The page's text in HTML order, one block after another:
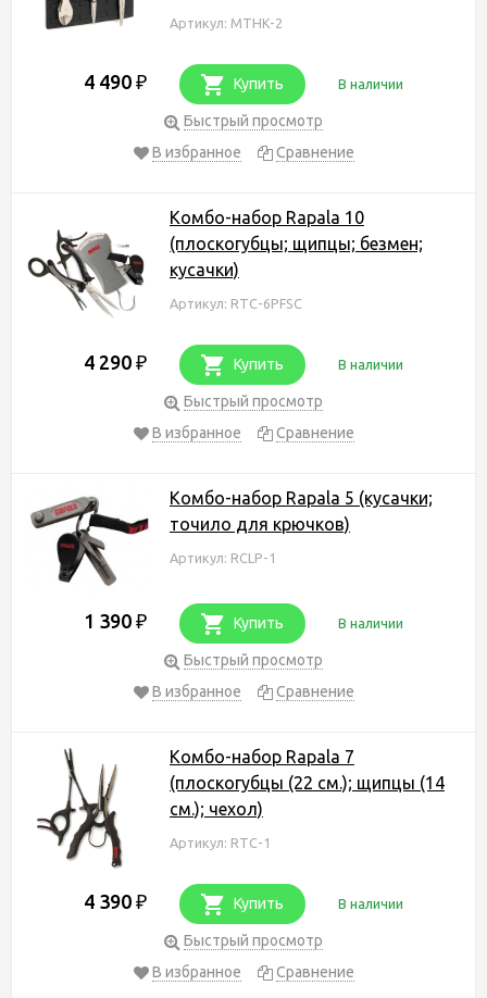
Артикул: MTHK-2
4 490 ₽ Купить В наличии
Быстрый просмотр
В избранное
Сравнение
Комбо-набор Rapala 10
(плоскогубцы; щипцы; безмен;
кусачки)
Артикул: RTC-6PFSC
4 290 ₽ Купить В наличии
Быстрый просмотр
В избранное
Сравнение
Комбо-набор Rapala 5 (кусачки;
точило для крючков)
Артикул: RCLP-1
1 390 ₽ Купить В наличии
Быстрый просмотр
В избранное
Сравнение
Комбо-набор Rapala 7
(плоскогубцы (22 см.); щипцы (14
см.); чехол)
Артикул: RTC-1
4 390 ₽ Купить В наличии
Быстрый просмотр
В избранное
Сравнение